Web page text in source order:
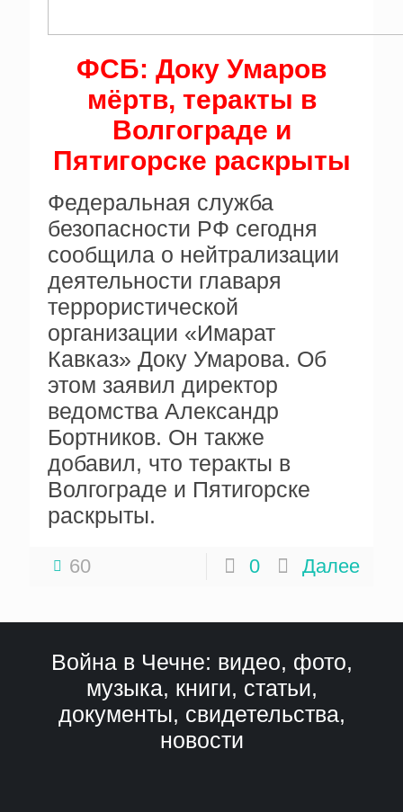
ФСБ: Доку Умаров
мёртв, теракты в
Волгограде и
Пятигорске раскрыты
Федеральная служба
безопасности РФ сегодня
сообщила о нейтрализации
деятельности главаря
террористической
организации «Имарат
Кавказ» Доку Умарова. Об
этом заявил директор
ведомства Александр
Бортников. Он также
добавил, что теракты в
Волгограде и Пятигорске
раскрыты.
60 0 Далее
Война в Чечне: видео, фото,
музыка, книги, статьи,
документы, свидетельства,
новости